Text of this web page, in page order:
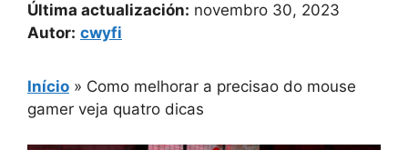
Última actualización: novembro 30, 2023
Autor: cwyfi
Início » Como melhorar a precisao do mouse
gamer veja quatro dicas